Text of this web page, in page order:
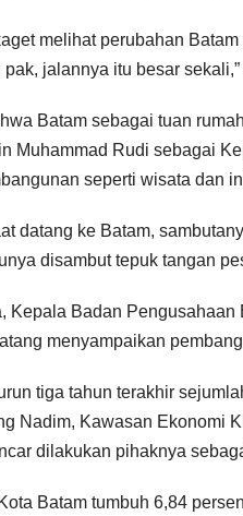
melihat perubahan
jalannya itu besar
Batam sebagai tuan
Muhammad Rudi sebagai
seperti wisata dan
datang ke Batam,
disambut tepuk tangan
Kepala Badan
menyampaikan
tiga tahun terakhir
Nadim, Kawasan Ekonomi
dilakukan pihaknya
Batam tumbuh 6,84